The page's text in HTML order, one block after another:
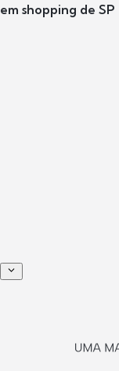
em shopping de SP